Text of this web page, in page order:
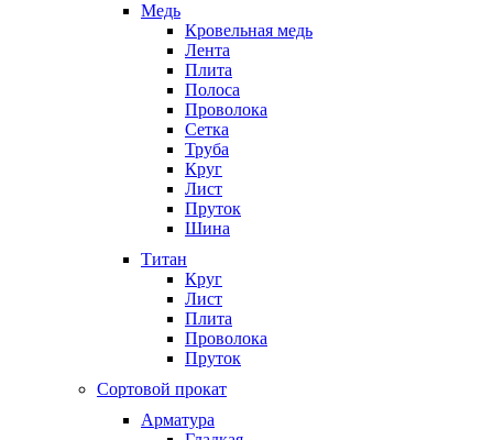
Медь
Кровельная медь
Лента
Плита
Полоса
Проволока
Сетка
Труба
Круг
Лист
Пруток
Шина
Титан
Круг
Лист
Плита
Проволока
Пруток
Сортовой прокат
Арматура